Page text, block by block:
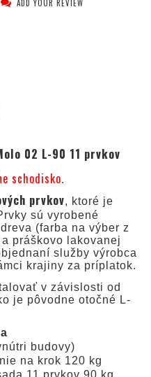
ADD YOUR REVIEW
PAYMENT COSTS
02 L-90 11 prvkov
schodisko.
prvkov, ktoré je
sú vyrobené
(farba na výber z
práškovo lakovanej
služby výrobca
krajiny za príplatok.
v závislosti od
je pôvodne otočné L-
budovy)
na krok 120 kg
11 prvkov 90 kg